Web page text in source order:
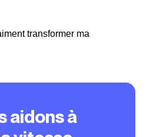
transformer ma